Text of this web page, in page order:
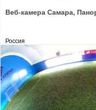
Веб-камера Самара,
Россия